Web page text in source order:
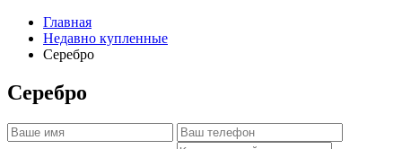
Главная
Недавно купленные
Серебро
Серебро